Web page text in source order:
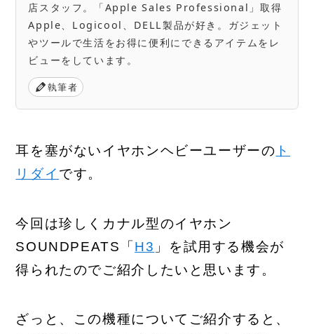
店スタッフ。「Apple Sales Professional」取得
Apple、Logicool、DELL製品が好き。ガジェット
やツールで生活をお得に便利にできるアイテムをレ
ビューをしています。
執筆者
耳を塞がないイヤホンヘビーユーザーの ト
リダイ です。
今回は珍しくカナル型のイヤホン
SOUNDPEATS「H3 」を試用する機会が
得られたのでご紹介したいと思います。
ざっと、この機種についてご紹介すると、